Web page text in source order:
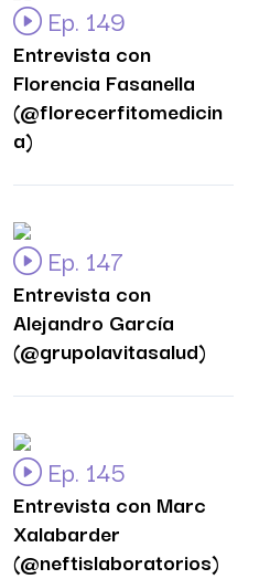
Ep. 149
Entrevista con
Florencia Fasanella
(@florecerfitomedicin
a)
Ep. 147
Entrevista con
Alejandro García
(@grupolavitasalud)
Ep. 145
Entrevista con Marc
Xalabarder
(@neftislaboratorios)